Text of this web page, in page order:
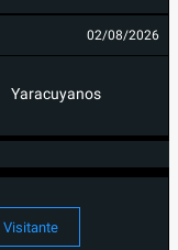
02/08/2026
Yaracuyanos
Visitante